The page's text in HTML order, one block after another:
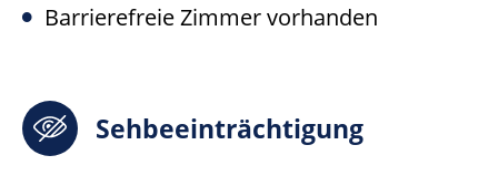
Barrierefreie Zimmer vorhanden
Sehbeeinträchtigung